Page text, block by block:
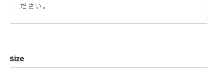
ださい。
Size